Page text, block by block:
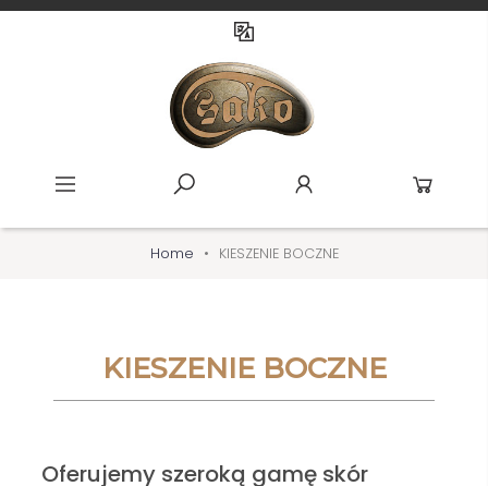
Home KIESZENIE BOCZNE
KIESZENIE BOCZNE
Oferujemy szeroką gamę skór